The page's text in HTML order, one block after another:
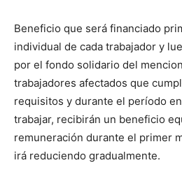
Beneficio que será financiado
individual de cada trabajador y
por el fondo solidario del
trabajadores afectados que
requisitos y durante el período
trabajar, recibirán un beneficio
remuneración durante el primer
irá reduciendo gradualmente.